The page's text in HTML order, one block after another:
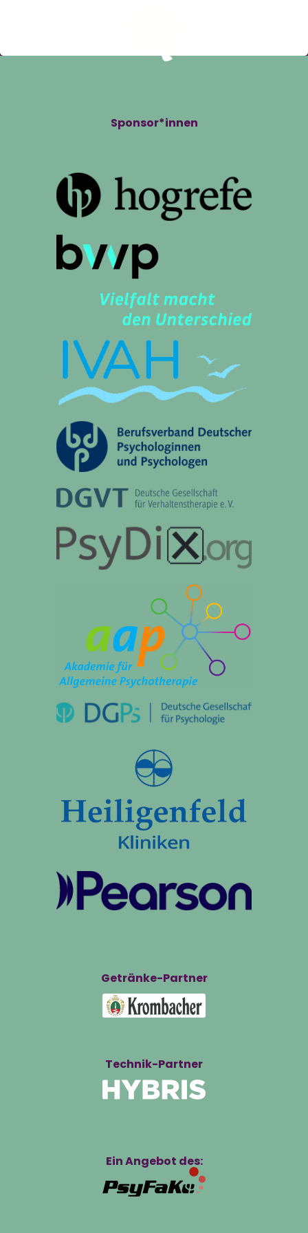
Sponsor*innen
Getränke-Partner
Technik-Partner
Ein Angebot des: